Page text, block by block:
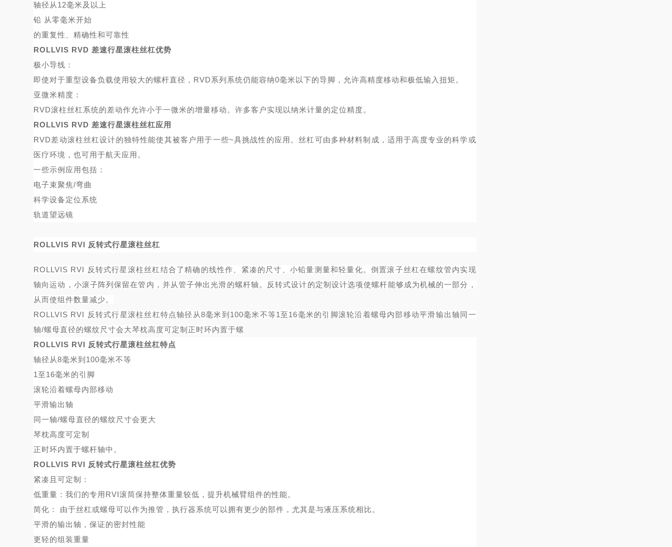
轴径从 12毫米及以上
铅 从零毫米开始
的重复性、精确性和可靠性
ROLLVIS RVD 差速行星滚柱丝杠优势
极小导线：
即使对于重型设备负载使用较大的螺杆直径， RVD系列系统仍能容纳0毫米以下的导脚，允许高精度移动和极低输入扭矩。
亚微米精度：
RVD滚柱丝杠系统的差动作允许小于一微米的增量移动。许多客户实现以纳米计量的定位精度。
ROLLVIS RVD 差速行星滚柱丝杠应用
RVD差动滚柱丝杠设计的独特性能使其被客户用于一些~具挑战性的应用。丝杠可由多种材料制成，适用于高度专业的科学或
医疗环境，也可用于航天应用。
一些示例应用包括：
电子束聚焦/弯曲
科学设备定位系统
轨道望远镜
ROLLVIS RVI 反转式行星滚柱丝杠
ROLLVIS RVI 反转式行星滚柱丝杠结合了精确的线性作、紧凑的尺寸、小铅量测量和轻量化。倒置滚子丝杠在螺纹管内实现
轴向运动，小滚子阵列保留在管内，并从管子伸出光滑的螺杆轴。反转式设计的定制设计选项使螺杆能够成为机械的一部分，
从而使组件数量减少。
ROLLVIS RVI 反转式行星滚柱丝杠特点轴径从8毫米到100毫米不等1至16毫米的引脚滚轮沿着螺母内部移动平滑输出轴同一
轴/螺母直径的螺纹尺寸会大琴枕高度可定制正时环内置于螺
ROLLVIS RVI 反转式行星滚柱丝杠特点
轴径从8毫米到100毫米不等
1至16毫米的引脚
滚轮沿着螺母内部移动
平滑输出轴
同一轴/螺母直径的螺纹尺寸会更大
琴枕高度可定制
正时环内置于螺杆轴中。
ROLLVIS RVI 反转式行星滚柱丝杠优势
紧凑且可定制：
低重量：我们的专用 RVI滚筒保持整体重量较低，提升机械臂组件的性能。
简化：
由于丝杠或螺母可以作为推管，执行器系统可以拥有更少的部件，尤其是与液压系统相比。
平滑的输出轴，保证的密封性能
更轻的组装重量